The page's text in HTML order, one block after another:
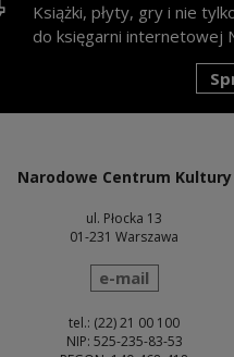
Książki, płyty, gry i nie
do księgarni internetowej
Narodowe Centrum Kultury
ul. Płocka 13
01-231 Warszawa
wyślij wiadomość
e-mail
tel.: (22) 21 00 100
NIP: 525-235-83-53